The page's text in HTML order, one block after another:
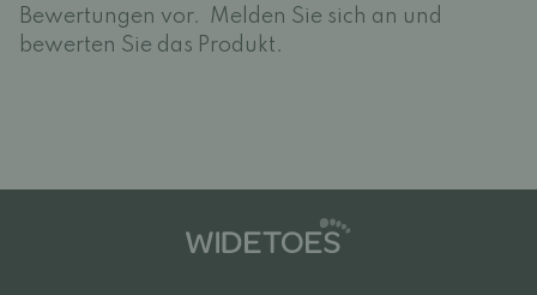
Bewertungen vor.
Melden Sie sich an und
bewerten Sie das Produkt.